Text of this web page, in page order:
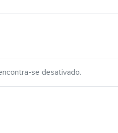
se desativado.